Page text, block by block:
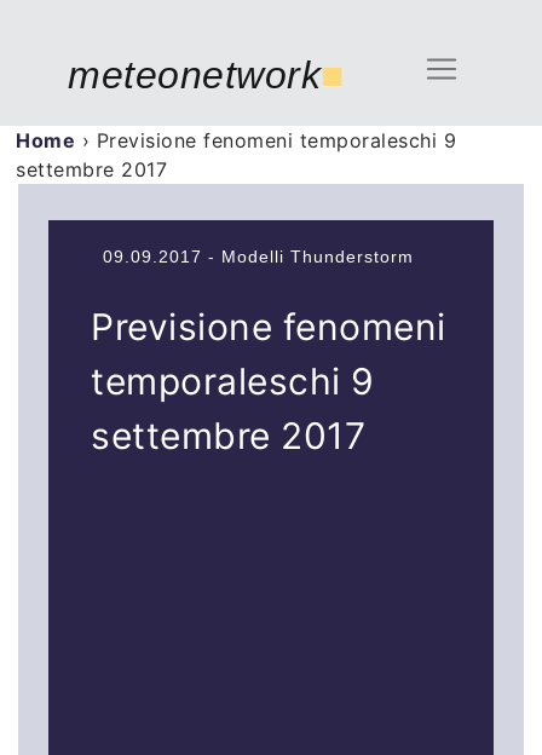
meteonetwork■
Home › Previsione fenomeni temporaleschi 9
settembre 2017
09.09.2017 - Modelli Thunderstorm
Previsione fenomeni
temporaleschi 9
settembre 2017